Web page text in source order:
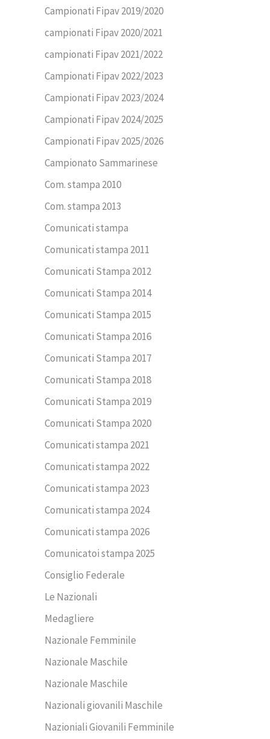
Campionati Fipav 2019/2020
campionati Fipav 2020/2021
campionati Fipav 2021/2022
Campionati Fipav 2022/2023
Campionati Fipav 2023/2024
Campionati Fipav 2024/2025
Campionati Fipav 2025/2026
Campionato Sammarinese
Com. stampa 2010
Com. stampa 2013
Comunicati stampa
Comunicati stampa 2011
Comunicati Stampa 2012
Comunicati Stampa 2014
Comunicati Stampa 2015
Comunicati Stampa 2016
Comunicati Stampa 2017
Comunicati Stampa 2018
Comunicati Stampa 2019
Comunicati Stampa 2020
Comunicati stampa 2021
Comunicati stampa 2022
Comunicati stampa 2023
Comunicati stampa 2024
Comunicati stampa 2026
Comunicatoi stampa 2025
Consiglio Federale
Le Nazionali
Medagliere
Nazionale Femminile
Nazionale Maschile
Nazionale Maschile
Nazionali giovanili Maschile
Nazioniali Giovanili Femminile